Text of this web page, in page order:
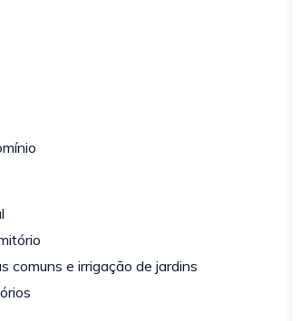
comuns e irrigação de jardins